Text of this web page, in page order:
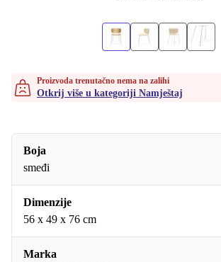
Proizvoda trenutačno nema na zalihi
Otkrij više u kategoriji Namještaj
Boja
smeđi
Dimenzije
56 x 49 x 76 cm
Marka